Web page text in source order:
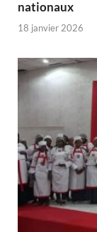
nationaux
18 janvier 2026